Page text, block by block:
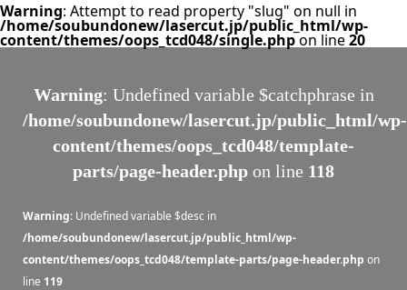
Warning: Attempt to read property "slug" on null in
/home/soubundonew/lasercut.jp/public_html/wp-
content/themes/oops_tcd048/single.phpon line20
Warning: Undefined variable $catchphrase in
/home/soubundonew/lasercut.jp/public_html/wp-
content/themes/oops_tcd048/template-
parts/page-header.php on line 118
Warning: Undefined variable $desc in
/home/soubundonew/lasercut.jp/public_html/wp-
content/themes/oops_tcd048/template-parts/page-header.php on
line 119